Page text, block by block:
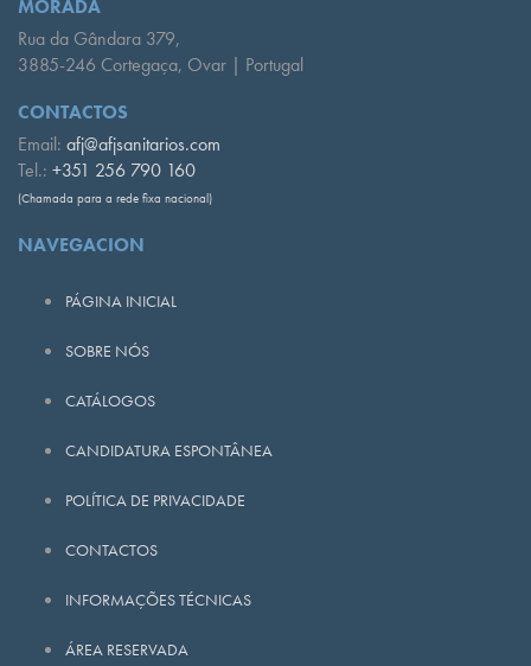
MORADA
Rua da Gândara 379,
3885-246 Cortegaça, Ovar | Portugal
CONTACTOS
Email: afj@afjsanitarios.com
Tel.: +351 256 790 160
(Chamada para a rede fixa nacional)
NAVEGACION
PÁGINA INICIAL
SOBRE NÓS
CATÁLOGOS
CANDIDATURA ESPONTÂNEA
POLÍTICA DE PRIVACIDADE
CONTACTOS
INFORMAÇÕES TÉCNICAS
ÁREA RESERVADA